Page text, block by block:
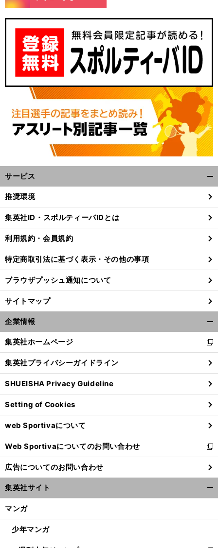
サービス
閉
る
推奨環境
集英社ID・スポルティーバIDとは
利用規約・会員規約
特定商取引法に基づく表示・その他の事項
ブラウザプッシュ通知について
サイトマップ
企業情報
閉
る
集英社ホームページ
新
し
い
ウ
ィ
ン
ド
ウ
で
開
く
集英社プライバシーガイドライン
SHUEISHA Privacy Guideline
Setting of Cookies
web Sportivaについて
Web Sportivaについてのお問い合わせ
新
し
い
ウ
ィ
ン
ウ
開
広告についてのお問い合わせ
集英社サイト
マンガ
少年マンガ